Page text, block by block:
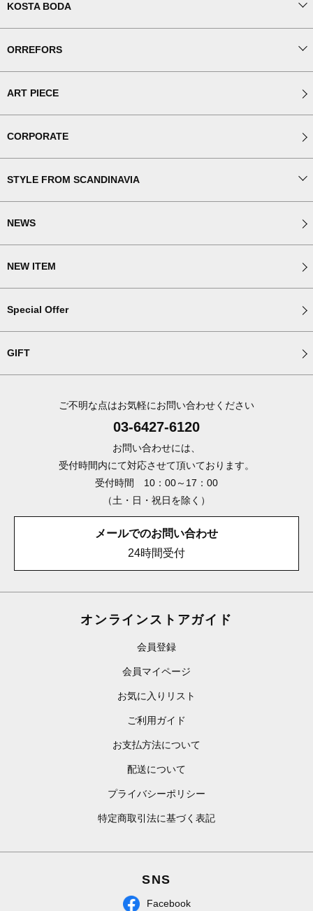
KOSTA BODA
ORREFORS
ART PIECE
CORPORATE
STYLE FROM SCANDINAVIA
NEWS
NEW ITEM
Special Offer
GIFT
ご不明な点はお気軽にお問い合わせください
03-6427-6120
お問い合わせには、
受付時間内にて対応させて頂いております。
受付時間 10：00～17：00
（土・日・祝日を除く）
メールでのお問い合わせ
24時間受付
オンラインストアガイド
会員登録
会員マイページ
お気に入りリスト
ご利用ガイド
お支払方法について
配送について
プライバシーポリシー
特定商取引法に基づく表記
SNS
Facebook